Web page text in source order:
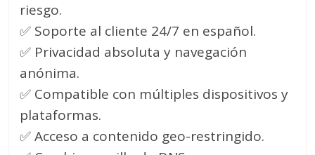
riesgo.
✅ Soporte al cliente 24/7 en español.
✅ Privacidad absoluta y navegación
anónima.
✅ Compatible con múltiples dispositivos y
plataformas.
✅ Acceso a contenido geo-restringido.